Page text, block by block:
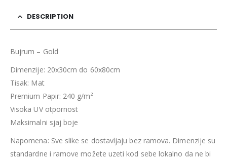
DESCRIPTION
Bujrum – Gold
Dimenzije: 20x30cm do 60x80cm
Tisak: Mat
Premium Papir: 240 g/m²
Visoka UV otpornost
Maksimalni sjaj boje
Napomena: Sve slike se dostavljaju bez ramova. Dimenzije su
standardne i ramove možete uzeti kod sebe lokalno da ne bi